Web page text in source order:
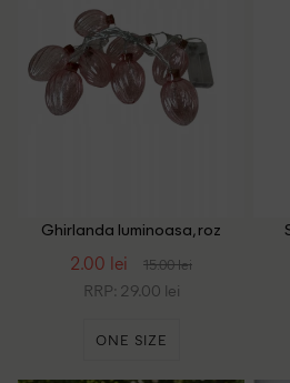
Ghirlanda luminoasa, roz
2.00 lei 15.00 lei
RRP: 29.00 lei
ONE SIZE